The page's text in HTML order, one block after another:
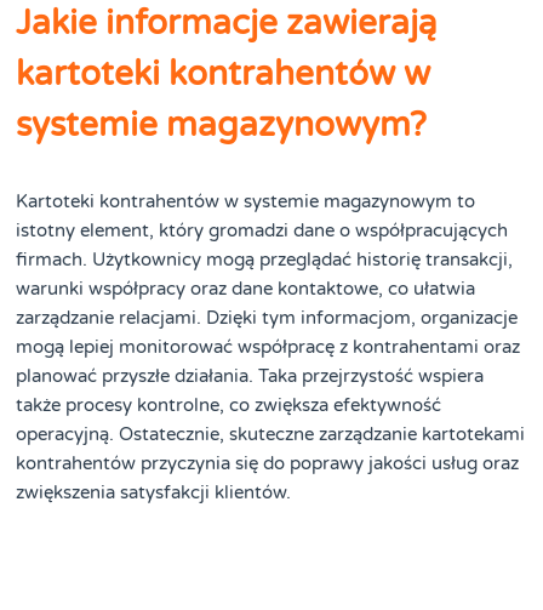
Jakie informacje zawierają
kartoteki kontrahentów w
systemie magazynowym?
Kartoteki kontrahentów w systemie magazynowym to
istotny element, który gromadzi dane o współpracujących
firmach. Użytkownicy mogą przeglądać historię transakcji,
warunki współpracy oraz dane kontaktowe, co ułatwia
zarządzanie relacjami. Dzięki tym informacjom, organizacje
mogą lepiej monitorować współpracę z kontrahentami oraz
planować przyszłe działania. Taka przejrzystość wspiera
także procesy kontrolne, co zwiększa efektywność
operacyjną. Ostatecznie, skuteczne zarządzanie kartotekami
kontrahentów przyczynia się do poprawy jakości usług oraz
zwiększenia satysfakcji klientów.